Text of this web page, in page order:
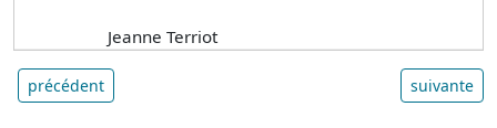
Jeanne Terriot
précédent suivante